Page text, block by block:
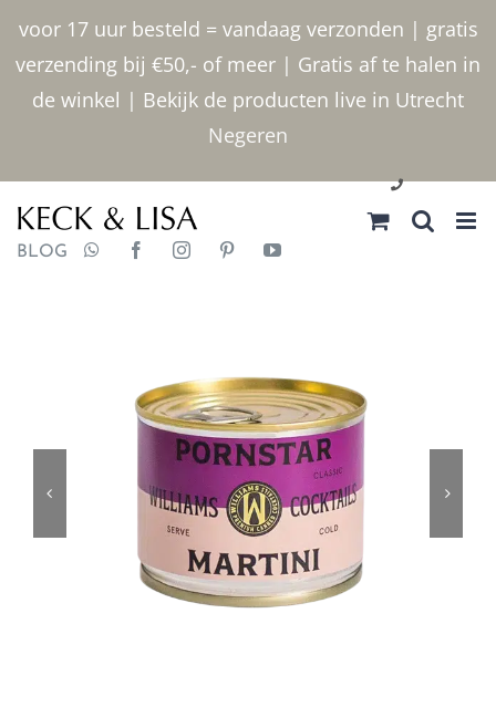
voor 17 uur besteld = vandaag verzonden | gratis
verzending bij €50,- of meer | Gratis af te halen in
de winkel | Bekijk de producten live in Utrecht
Negeren
inhoud
030 2400000
BLOG